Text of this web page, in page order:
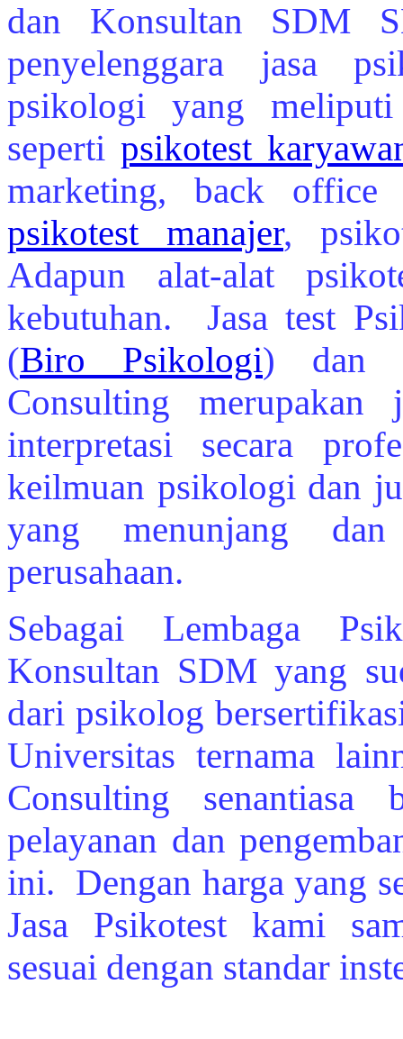
dan Konsultan SDM
penyelenggara jasa
psikologi yang
seperti psikotest
marketing, back
psikotest manajer,
Adapun alat-alat
kebutuhan. Jasa test
(Biro Psikologi) dan
Consulting
interpretasi secara
keilmuan psikologi dan
yang menunjang
perusahaan.
Sebagai Lembaga
Konsultan SDM yang
dari psikolog
Universitas ternama
Consulting senantiasa
pelayanan dan
ini. Dengan harga yang
Jasa Psikotest kami
sesuai dengan standar